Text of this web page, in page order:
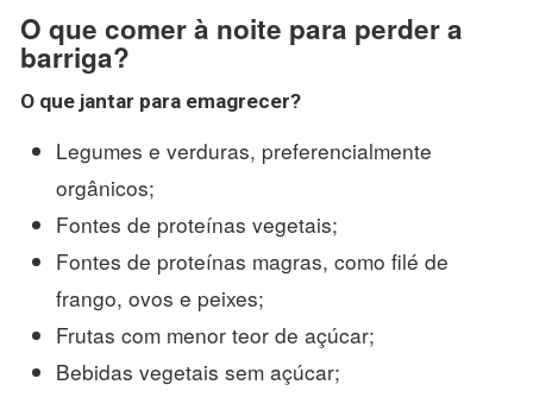
O que comer à noite para perder a
barriga?
O que jantar para emagrecer?
Legumes e verduras, preferencialmente
orgânicos;
Fontes de proteínas vegetais;
Fontes de proteínas magras, como filé de
frango, ovos e peixes;
Frutas com menor teor de açúcar;
Bebidas vegetais sem açúcar;